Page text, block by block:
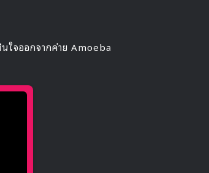
ใจออกจากค่าย Amoeba